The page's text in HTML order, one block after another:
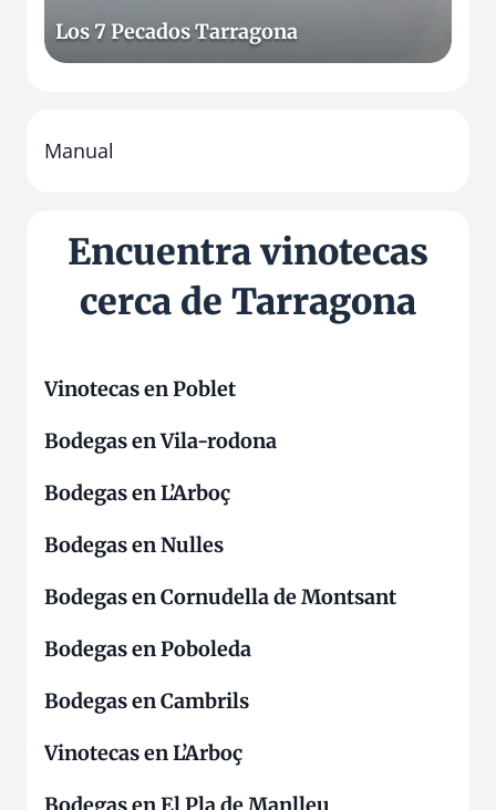
Los 7 Pecados Tarragona
o
r
Manual
Encuentra vinotecas
cerca de Tarragona
Vinotecas en Poblet
Bodegas en Vila-rodona
Bodegas en L’Arboç
Bodegas en Nulles
Bodegas en Cornudella de Montsant
Bodegas en Poboleda
Bodegas en Cambrils
Vinotecas en L’Arboç
Bodegas en El Pla de Manlleu